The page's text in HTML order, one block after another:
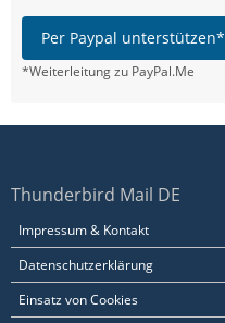
Per Paypal unterstützen*
*Weiterleitung zu PayPal.Me
Thunderbird Mail DE
Impressum & Kontakt
Datenschutzerklärung
Einsatz von Cookies